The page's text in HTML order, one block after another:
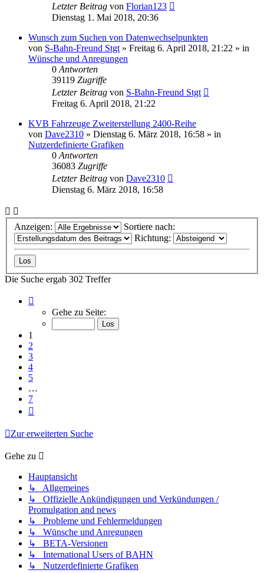
Letzter Beitrag von Florian123
Dienstag 1. Mai 2018, 20:36
Wunsch zum Suchen von Datenwechselpunkten
von S-Bahn-Freund Stgt » Freitag 6. April 2018, 21:22 » in
Wünsche und Anregungen
0 Antworten
39119 Zugriffe
Letzter Beitrag von S-Bahn-Freund Stgt
Freitag 6. April 2018, 21:22
KVB Fahrzeuge Zweiterstellung 2400-Reihe
von Dave2310 » Dienstag 6. März 2018, 16:58 » in
Nutzerdefinierte Grafiken
0 Antworten
36083 Zugriffe
Letzter Beitrag von Dave2310
Dienstag 6. März 2018, 16:58
Anzeigen:
Sortiere nach:
Richtung:
Die Suche ergab 302 Treffer
von
Gehe zu Seite:
1
2
3
4
5
…
7
Zur erweiterten Suche
Gehe zu
Hauptansicht
↳ Allgemeines
↳ Offizielle Ankündigungen und Verkündungen /
Promulgation and news
↳ Probleme und Fehlermeldungen
↳ Wünsche und Anregungen
↳ BETA-Versionen
↳ International Users of BAHN
↳ Nutzerdefinierte Grafiken